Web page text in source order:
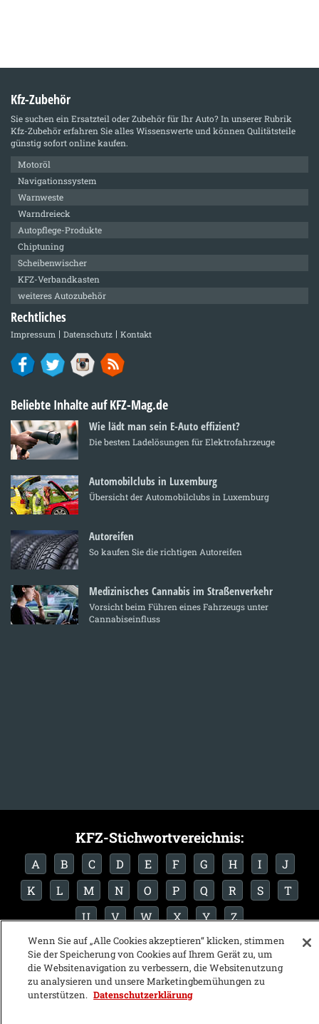
Kfz-Zubehör
Sie suchen ein Ersatzteil oder Zubehör für Ihr Auto? In unserer Rubrik
Kfz-Zubehörerfahren Sie alles Wissenswerte und können Qulitätsteile
günstig sofort online kaufen.
Motoröl
Navigationssystem
Warnweste
Warndreieck
Autopflege-Produkte
Chiptuning
Scheibenwischer
KFZ-Verbandkasten
weiteres Autozubehör
Rechtliches
Impressum Datenschutz Kontakt
Beliebte Inhalte auf KFZ-Mag.de
Wie lädt man sein E-Auto effizient?
Die besten Ladelösungen für Elektrofahrzeuge
Automobilclubs in Luxemburg
Übersicht der Automobilclubs in Luxemburg
Autoreifen
So kaufen Sie die richtigen Autoreifen
Medizinisches Cannabis im Straßenverkehr
Vorsicht beim Führen eines Fahrzeugs unter
Cannabiseinfluss
KFZ-Stichwortvereichnis:
A B C D E F G H I
J
K
L M N O P Q R S
T
U
V W X Y Z
Wenn Sie auf „Alle Cookies akzeptieren“ klicken, stimmen
Sie der Speicherung von Cookies auf Ihrem Gerät zu, um
die Websitenavigation zu verbessern, die Websitenutzung
zu analysieren und unsere Marketingbemühungen zu
unterstützen. Datenschutzerklärung